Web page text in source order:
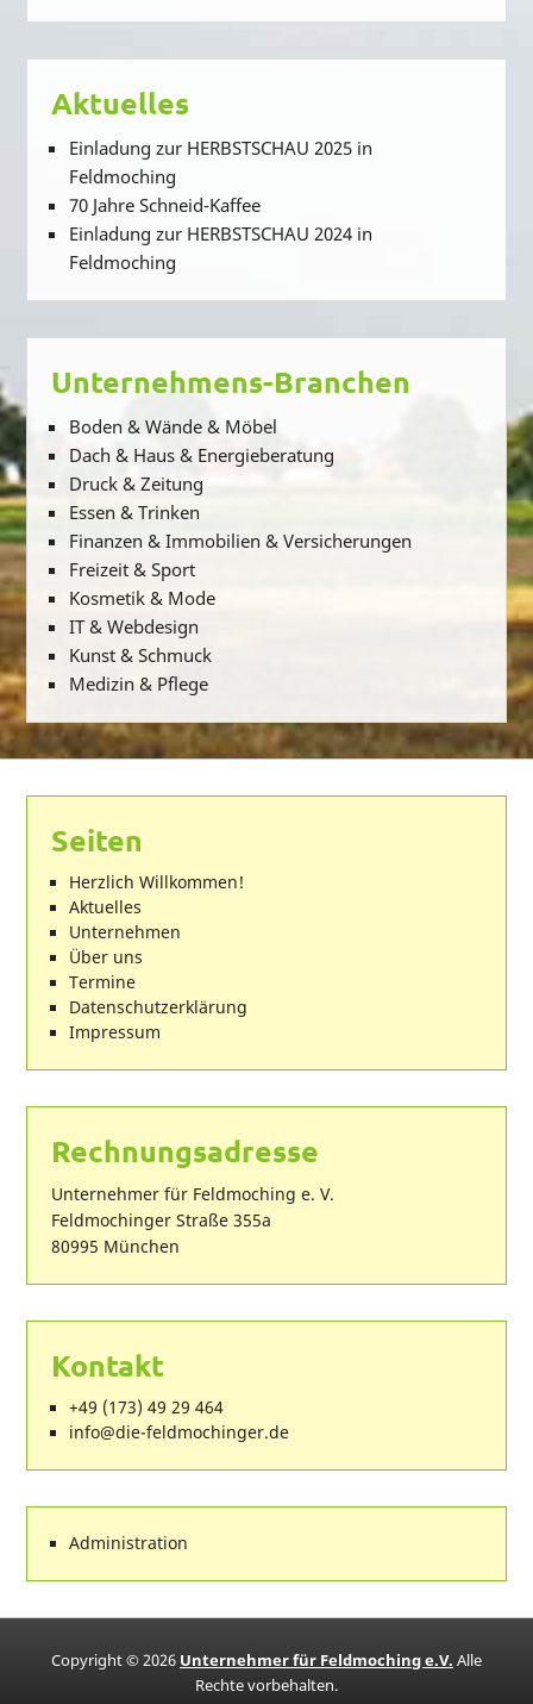
Aktuelles
Einladung zur HERBSTSCHAU 2025 in
Feldmoching
70 Jahre Schneid-Kaffee
Einladung zur HERBSTSCHAU 2024 in
Feldmoching
Unternehmens-Branchen
Boden & Wände & Möbel
Dach & Haus & Energieberatung
Druck & Zeitung
Essen & Trinken
Finanzen & Immobilien & Versicherungen
Freizeit & Sport
Kosmetik & Mode
IT & Webdesign
Kunst & Schmuck
Medizin & Pflege
Seiten
Herzlich Willkommen!
Aktuelles
Unternehmen
Über uns
Termine
Datenschutzerklärung
Impressum
Rechnungsadresse
Unternehmer für Feldmoching e. V.
Feldmochinger Straße 355a
80995 München
Kontakt
+49 (173) 49 29 464
ed.regnihcomdlef-eid@ofni
Administration
Copyright © 2026 Unternehmer für Feldmoching e.V. Alle
Rechte vorbehalten.